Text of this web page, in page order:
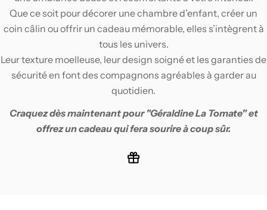
Que ce soit pour décorer une chambre d’enfant, créer un
coin câlin ou offrir un cadeau mémorable, elles s’intègrent à
tous les univers.
Leur texture moelleuse, leur design soigné et les garanties de
sécurité en font des compagnons agréables à garder au
quotidien.
Craquez dès maintenant pour "Géraldine La Tomate" et
offrez un cadeau qui fera sourire à coup sûr.